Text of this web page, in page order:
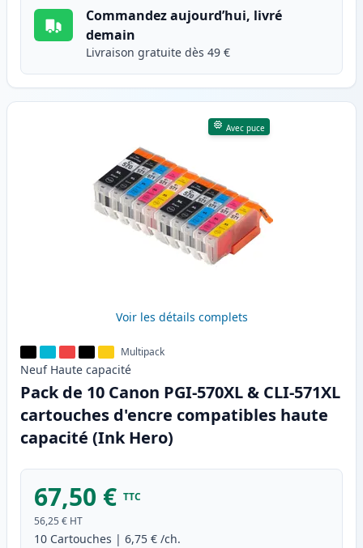
Commandez aujourd’hui, livré
demain
Livraison gratuite dès 49 €
Avec puce
Voir les détails complets
Multipack
Neuf Haute capacité
Pack de 10 Canon PGI-570XL & CLI-571XL
cartouches d'encre compatibles haute
capacité (Ink Hero)
67,50 € TTC
56,25 € HT
10 Cartouches | 6,75 € /ch.